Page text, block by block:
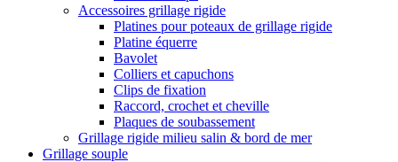
Accessoires grillage rigide
Platines pour poteaux de grillage rigide
Platine équerre
Bavolet
Colliers et capuchons
Clips de fixation
Raccord, crochet et cheville
Plaques de soubassement
Grillage rigide milieu salin & bord de mer
Grillage souple